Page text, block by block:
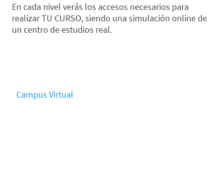
En cada nivel verás los accesos necesarios para
realizar TU CURSO, siendo una simulación online de
un centro de estudios real.
Campus Virtual